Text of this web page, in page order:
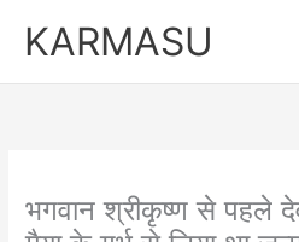
KARMASU
भगवान श्रीकृष्ण से पहले